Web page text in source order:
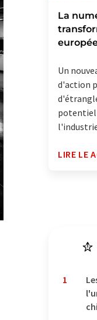
La
Un
d'action
potentiel
LIRE LE
1